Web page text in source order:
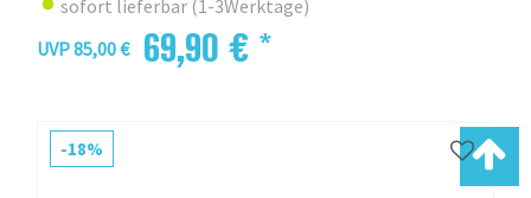
sofort lieferbar (1-3Werktage)
UVP 85,00 €
69,90 € *
-18%